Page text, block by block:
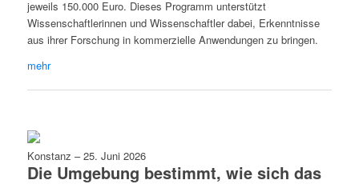
jeweils 150.000 Euro. Dieses Programm unterstützt
Wissenschaftlerinnen und Wissenschaftler dabei, Erkenntnisse
aus ihrer Forschung in kommerzielle Anwendungen zu bringen.
mehr
Konstanz –25. Juni 2026
Die Umgebung bestimmt, wie sich das